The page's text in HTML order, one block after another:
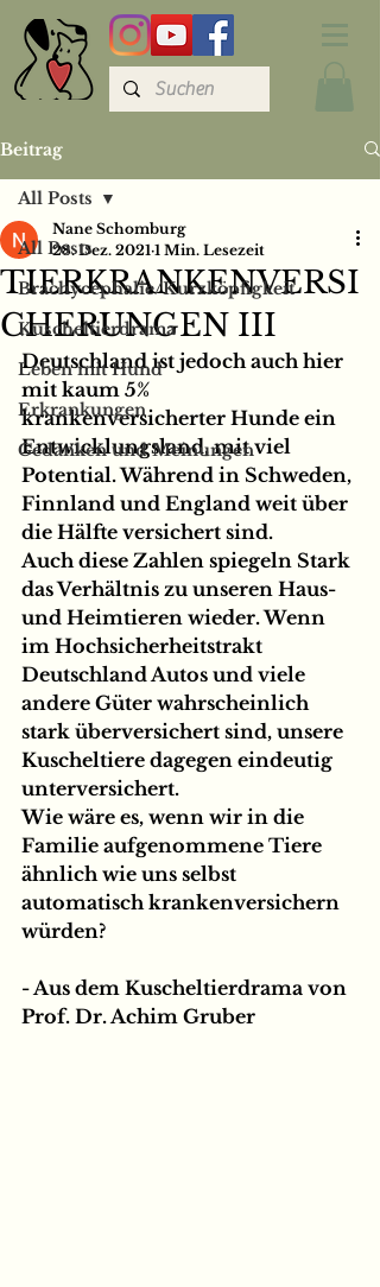
Beitrag
All Posts
Brachycephalie/Kurzköpfigkeit
Kuscheltierdrama
Leben mit Hund
Erkrankungen
Gedanken und Meinungen
All Posts
TIERKRANKENVERSI
CHERUNGEN III
Nane Schomburg
28. Dez. 2021 1 Min. Lesezeit
Deutschland ist jedoch auch hier
mit kaum 5%
krankenversicherter Hunde ein
Entwicklungsland, mit viel
Potential. Während in Schweden,
Finnland und England weit über
die Hälfte versichert sind. ⁠
Auch diese Zahlen spiegeln Stark
das Verhältnis zu unseren Haus-
und Heimtieren wieder. Wenn
im Hochsicherheitstrakt
Deutschland Autos und viele
andere Güter wahrscheinlich
stark überversichert sind, unsere
Kuscheltiere dagegen eindeutig
unterversichert. ⁠
Wie wäre es, wenn wir in die
Familie aufgenommene Tiere
ähnlich wie uns selbst
automatisch krankenversichern
würden? ⁠
- Aus dem Kuscheltierdrama von
Prof. Dr. Achim Gruber ⁠